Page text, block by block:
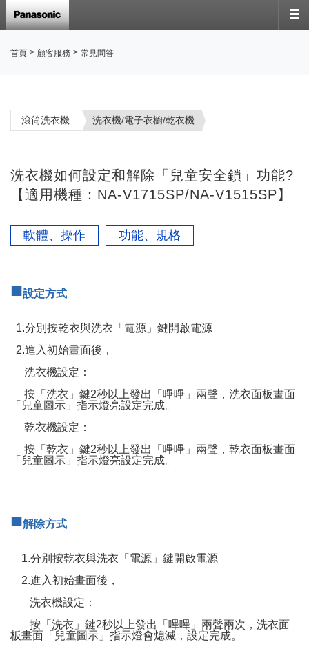
首頁 > 顧客服務 > 常見問答
滾筒洗衣機 洗衣機/電子衣櫥/乾衣機
洗衣機如何設定和解除「兒童安全鎖」功能?
【適用機種：NA-V1715SP/NA-V1515SP】
軟體、操作 功能、規格
■設定方式
1.分別按乾衣與洗衣「電源」鍵開啟電源
2.進入初始畫面後，
洗衣機設定：
按「洗衣」鍵2秒以上發出「嗶嗶」兩聲，洗衣面板畫面
「兒童圖示」指示燈亮設定完成。
乾衣機設定：
按「乾衣」鍵2秒以上發出「嗶嗶」兩聲，乾衣面板畫面
「兒童圖示」指示燈亮設定完成。
■解除方式
1.分別按乾衣與洗衣「電源」鍵開啟電源
2.進入初始畫面後，
洗衣機設定：
按「洗衣」鍵2秒以上發出「嗶嗶」兩聲兩次，洗衣面
板畫面「兒童圖示」指示燈會熄滅，設定完成。